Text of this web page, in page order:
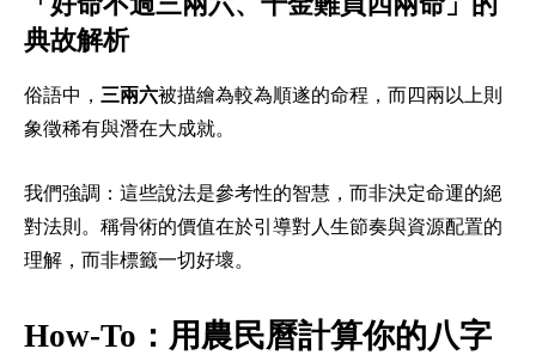
典故解析
俗語中， 三兩六被描繪為較為順遂的命程，而四兩以上則
象徵稀有與潛在大成就。
我們強調：這些說法是參考性的智慧，而非決定命運的絕
對法則。稱骨術的價值在於引導對人生節奏與資源配置的
理解，而非標籤一切好壞。
How-To：用農民曆計算你的八字